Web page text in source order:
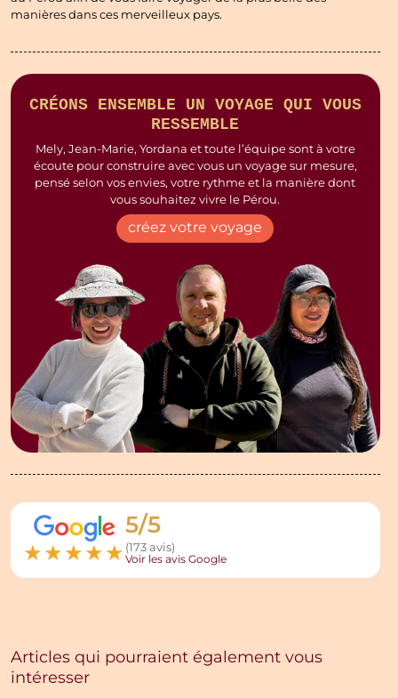
manières dans ces merveilleux pays.
CRÉONS ENSEMBLE UN VOYAGE QUI VOUS
RESSEMBLE
Mely, Jean-Marie, Yordana et toute l’équipe sont à votre
écoute pour construire avec vous un voyage sur mesure,
pensé selon vos envies, votre rythme et la manière dont
vous souhaitez vivre le Pérou.
créez votre voyage
★★★★★
5/5
(173 avis)
Voir les avis Google
Articles qui pourraient également vous
intéresser